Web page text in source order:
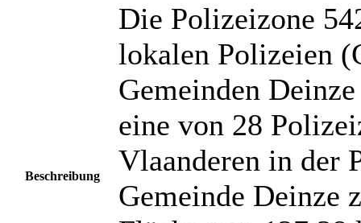
Beschreibung
Die Polizeizone
lokalen Polizeien
Gemeinden
eine von 28
Vlaanderen in der
Gemeinde Deinze